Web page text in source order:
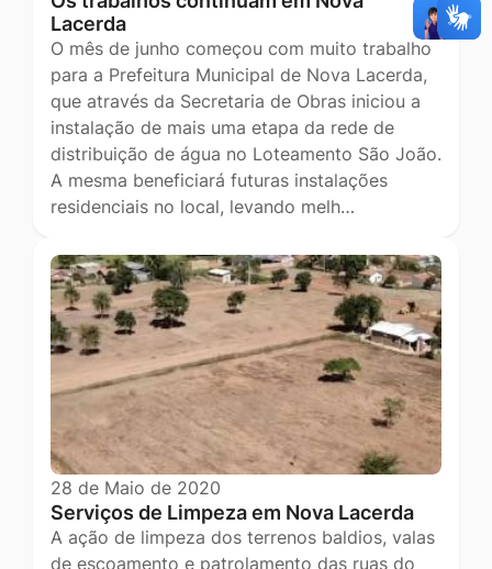
Lacerda
O mês de junho começou com muito trabalho
para a Prefeitura Municipal de Nova Lacerda,
que através da Secretaria de Obras iniciou a
instalação de mais uma etapa da rede de
distribuição de água no Loteamento São João.
A mesma beneficiará futuras instalações
residenciais no local, levando melh…
28 de Maio de 2020
Serviços de Limpeza em Nova Lacerda
A ação de limpeza dos terrenos baldios, valas
de escoamento e patrolamento das ruas do